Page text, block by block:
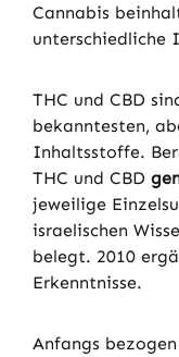
Cannabis
unterschiedliche
THC und CBD
bekanntesten,
Inhaltsstoffe.
THC und CBD
jeweilige
israelischen
belegt. 2010
Erkenntnisse.
Anfangs